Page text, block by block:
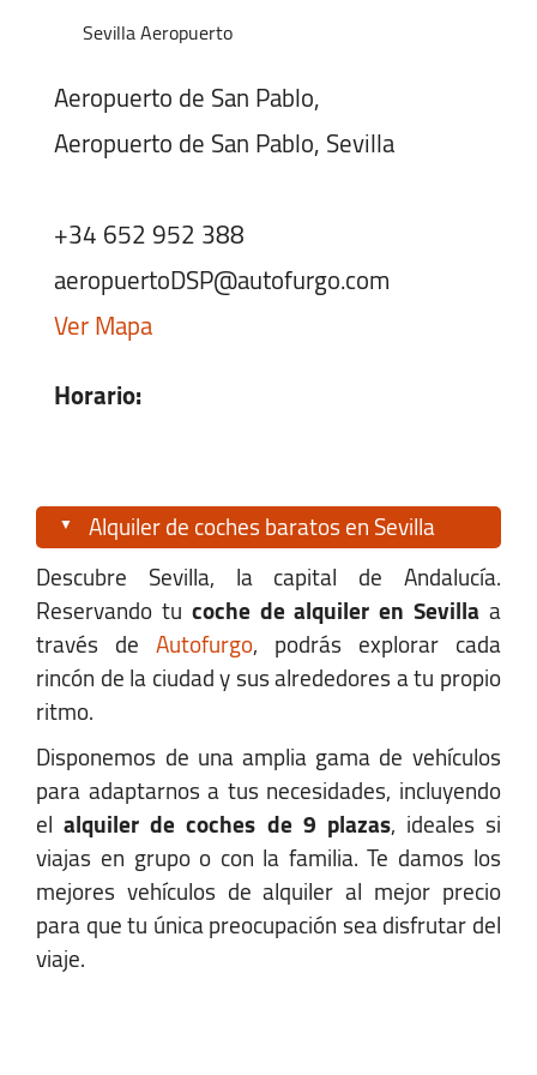
Sevilla Aeropuerto
Aeropuerto de San Pablo,
Aeropuerto de San Pablo, Sevilla
+34 652 952 388
aeropuertoDSP@autofurgo.com
Ver Mapa
Horario:
Domingo:07:00 - 23:00
Dos Hermanas
Opel Divisa. Carretera N-4, km 555,2
Dos Hermanas, Sevilla 41700
+34 652 952 388
dosH@autofurgo.com
Ver Mapa
Horario:
Alquiler de coches baratos en Sevilla
Descubre Sevilla, la capital de Andalucía.
Reservando tu coche de alquiler en Sevillaa
través deAutofurgo, podrás explorar cada
rincón de la ciudad y sus alrededores a tu propio
ritmo.
Disponemos de una amplia gama de vehículos
para adaptarnos a tus necesidades, incluyendo
elalquiler de coches de 9 plazas, ideales si
viajas en grupo o con la familia. Te damos los
mejores vehículos de alquiler al mejor precio
para que tu única preocupación sea disfrutar del
viaje.